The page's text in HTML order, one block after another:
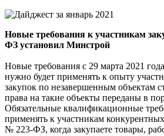
Новые требования к участникам
ФЗ установил Минстрой
Новые требования с 29 марта 2021
нужно будет применять к опыту
закупок по незавершенным объектам
права на такие объекты переданы в
Обязательные квалификационные
применять к участникам
№ 223-ФЗ, когда закупаете товары,